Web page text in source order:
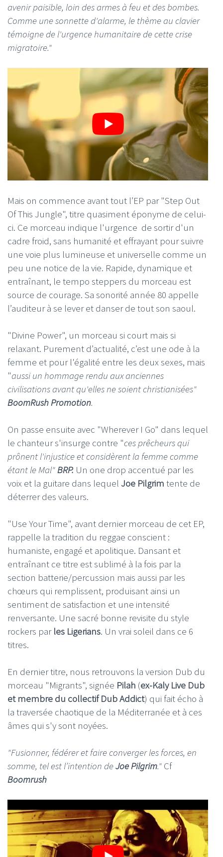
avenir paisible, loin des armes à feu et des bombes.
Comme une sonnette d'alarme, le thème au clavier
témoigne de l'urgence humanitaire de cette crise
migratoire."
Mais on commence avant tout l’EP par "Step Out
Of This Jungle", titre quasiment éponyme de celui-
ci. Ce morceau indique l'urgence de sortir d'un
cadre froid, sans humanité et effrayant pour suivre
une voie plus lumineuse et universelle comme un
peu une notice de la vie. Rapide, dynamique et
entraînant, le tempo steppers du morceau est
source de courage. Sa sonorité année 80 appelle
l’auditeur à se lever et danser de tout son saoul.
"Divine Power", un morceau si court mais si
relaxant. Purement d’actualité, c’est une ode à la
femme et pour l'égalité entre les deux sexes, mais
"aussi un hommage rendu aux anciennes
civilisations avant qu'elles ne soient christianisées"
BoomRush Promotion.
On passe ensuite avec "Wherever I Go" dans lequel
le chanteur s'insurge contre "ces prêcheurs qui
prônent l'injustice et considèrent la femme comme
étant le Mal"BRP. Un one drop accentué par les
voix et la guitare dans lequel Joe Pilgrim tente de
déterrer des valeurs.
"Use Your Time", avant dernier morceau de cet EP,
rappelle la tradition du reggae conscient :
humaniste, engagé et apolitique. Dansant et
entraînant ce titre est sublimé à la fois par la
section batterie/percussion mais aussi par les
chœurs qui remplissent, produisant ainsi un
sentiment de satisfaction et une intensité
renversante. Une sacré bonne revisite du style
rockers par les Ligerians. Un vrai soleil dans ce 6
titres.
En dernier titre, nous retrouvons la version Dub du
morceau "Migrants", signée Pilah (ex-Kaly Live Dub
et membre du collectif Dub Addict) qui fait écho à
la traversée chaotique de la Méditerranée et à ces
âmes qui s'y sont noyées.
"Fusionner, fédérer et faire converger les forces, en
somme, tel est l’intention deJoe Pilgrim." Cf
Boomrush